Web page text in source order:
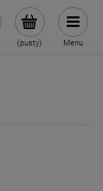
(pusty) Menu